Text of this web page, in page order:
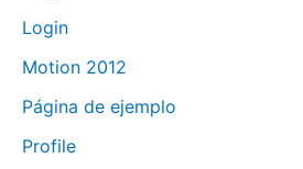
Login
Motion 2012
Página de ejemplo
Profile